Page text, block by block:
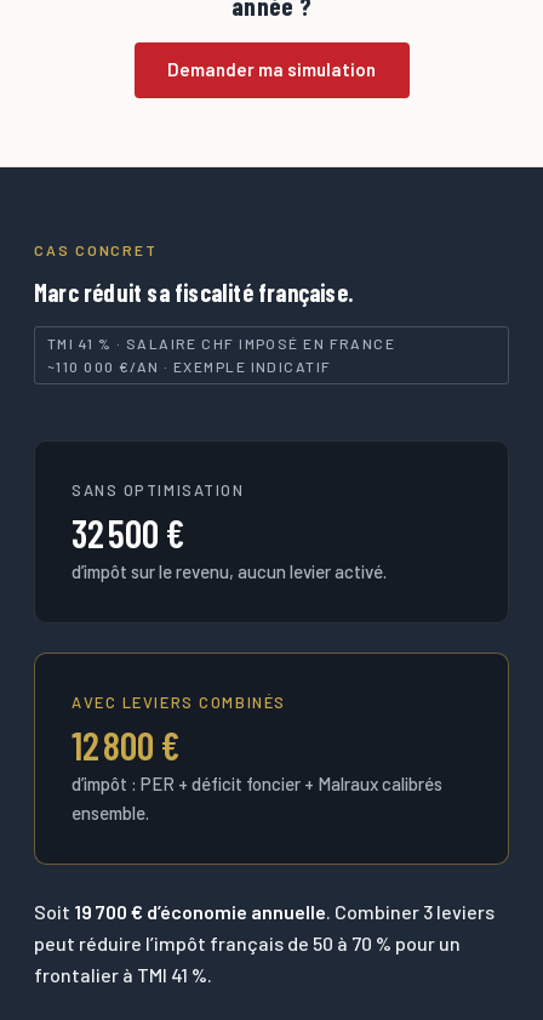
Demander ma simulation
CAS CONCRET
Marc réduit sa fiscalité française.
TMI 41 % · SALAIRE CHF IMPOSÉ EN FRANCE
~110 000 €/AN · EXEMPLE INDICATIF
SANS OPTIMISATION
32 500 €
d’impôt sur le revenu, aucun levier activé.
AVEC LEVIERS COMBINÉS
12 800 €
d’impôt : PER + déficit foncier + Malraux calibrés
ensemble.
Soit 19 700 € d’économie annuelle . Combiner 3 leviers
peut réduire l’impôt français de 50 à 70 % pour un
frontalier à TMI 41 %.